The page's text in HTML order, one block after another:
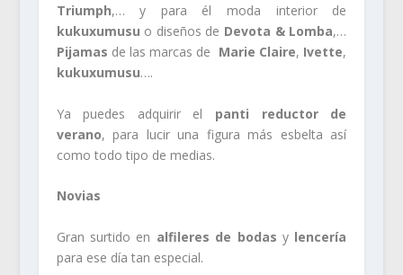
Triumph,… y para él moda interior de
kukuxumusu o diseños de Devota & Lomba,…
Pijamas de las marcas de Marie Claire, Ivette,
kukuxumusu….
Ya puedes adquirir el panti reductor de
verano, para lucir una figura más esbelta así
como todo tipo de medias.
Novias
Gran surtido en alfileres de bodas y lencería
para ese día tan especial.